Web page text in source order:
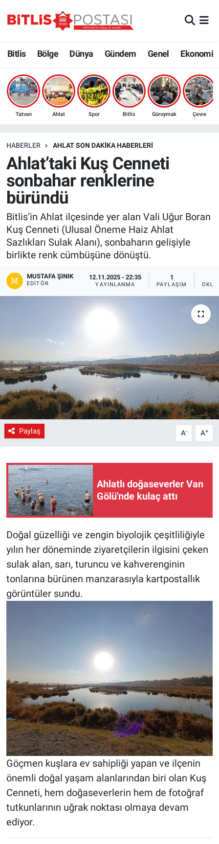
Bitlis Bölge Dünya Gündem Genel Ekonomi
Tatvan Ahlat Spor Bitlis Güroymak Çevre
HABERLER AHLAT SON DAKIKA HABERLERI
Ahlat’taki Kuş Cenneti
sonbahar renklerine
büründü
Bitlis’in Ahlat ilçesinde yer alan Vali Uğur Boran
Kuş Cenneti (Ulusal Öneme Haiz Ahlat
Sazlıkları Sulak Alanı), sonbaharın gelişiyle
birlikte renk cümbüşüne dönüştü.
MUSTAFA ŞINIK
EDITÖR
12.11.2025 - 22:35
YAYINLANMA
1
PAYLAŞIM
Paylaş A- A+
Ahlatlı doğaseverler Van
Gölü'nde kulaç attı
Doğal güzelliği ve zengin biyolojik çeşitliliğiyle
yılın her döneminde ziyaretçilerin ilgisini çeken
sulak alan, sarı, turuncu ve kahverenginin
tonlarına bürünen manzarasıyla kartpostallık
görüntüler sundu.
Göçmen kuşlara ev sahipliği yapan ve ilçenin
önemli doğal yaşam alanlarından biri olan Kuş
Cenneti, hem doğaseverlerin hem de fotoğraf
tutkunlarının uğrak noktası olmaya devam
ediyor.
Bölge
Çevre
Eğitim
Ekonomi
Genel
Gündem
Kültür-Sanat
Magazin
Resmi İlanlar
Sağlık
Siyaset
Spor
Yerel
Bitlis Trafik Yoğunluk Haritası
Süper Lig Puan Durumu ve Fikstür
Son Dakika Haberleri
Haber Arşivi